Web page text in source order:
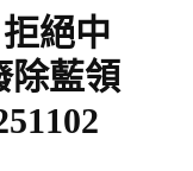
絕中
除藍領